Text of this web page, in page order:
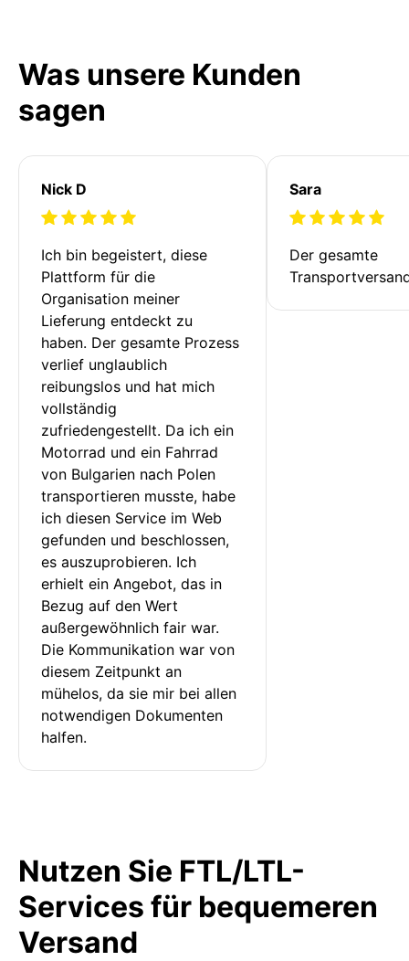
Was unsere Kunden
sagen
Nick D
Ich bin begeistert, diese
Plattform für die
Organisation meiner
Lieferung entdeckt zu
haben. Der gesamte Prozess
verlief unglaublich
reibungslos und hat mich
vollständig
zufriedengestellt. Da ich ein
Motorrad und ein Fahrrad
von Bulgarien nach Polen
transportieren musste, habe
ich diesen Service im Web
gefunden und beschlossen,
es auszuprobieren. Ich
erhielt ein Angebot, das in
Bezug auf den Wert
außergewöhnlich fair war.
Die Kommunikation war von
diesem Zeitpunkt an
mühelos, da sie mir bei allen
notwendigen Dokumenten
halfen.
Sara
Der gesamte
Nutzen Sie FTL/LTL-
Services für bequemeren
Versand